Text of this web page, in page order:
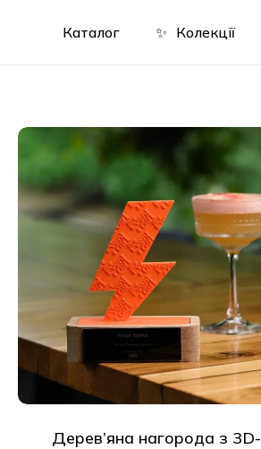
Каталог ✨ Колекції
Дерев’яна нагорода з 3D-